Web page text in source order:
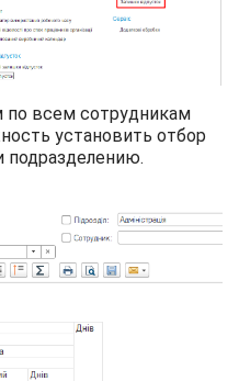
по всем сотрудникам
установить отбор
подразделению.